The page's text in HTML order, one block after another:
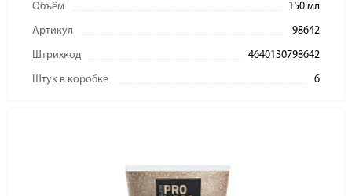
Объём 150 мл
Артикул 98642
Штрихкод 4640130798642
Штук в коробке 6